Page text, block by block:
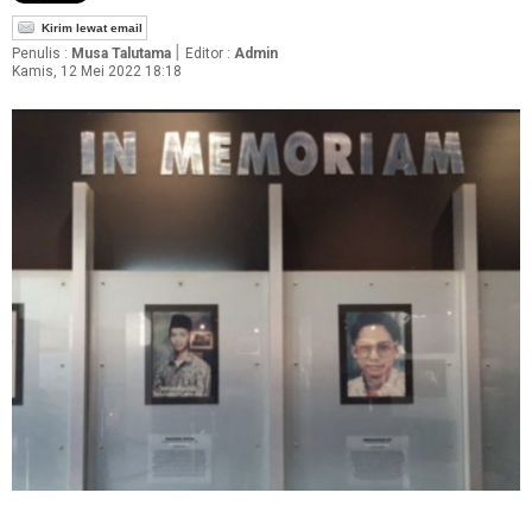
Kirim lewat email
Penulis : Musa Talutama | Editor : Admin
Kamis, 12 Mei 2022 18:18